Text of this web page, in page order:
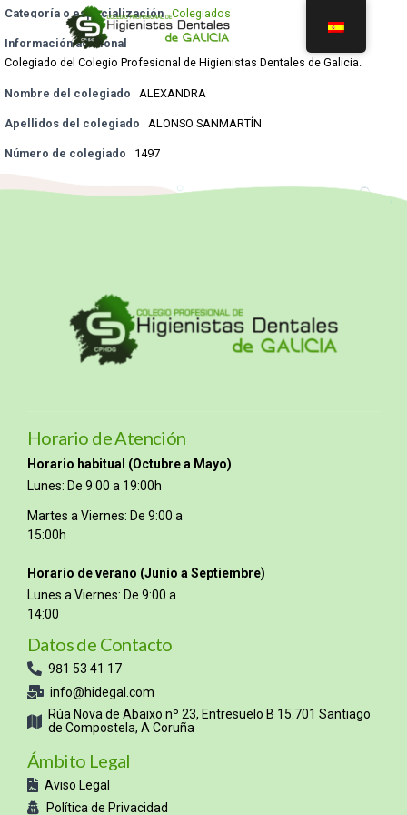
Categoría o especialización Colegiados
Información adicional
Colegiado del Colegio Profesional de Higienistas Dentales de Galicia.
Nombre del colegiado ALEXANDRA
Apellidos del colegiado ALONSO SANMARTÍN
Número de colegiado 1497
Horario de Atención
Horario habitual (Octubre a Mayo)
Lunes: De 9:00 a 19:00h
Martes a Viernes: De 9:00 a
15:00h
Horario de verano (Junio a Septiembre)
Lunes a Viernes: De 9:00 a
14:00
Datos de Contacto
981 53 41 17
info@hidegal.com
Rúa Nova de Abaixo nº 23, Entresuelo B 15.701 Santiago
de Compostela, A Coruña
Ámbito Legal
Aviso Legal
Política de Privacidad